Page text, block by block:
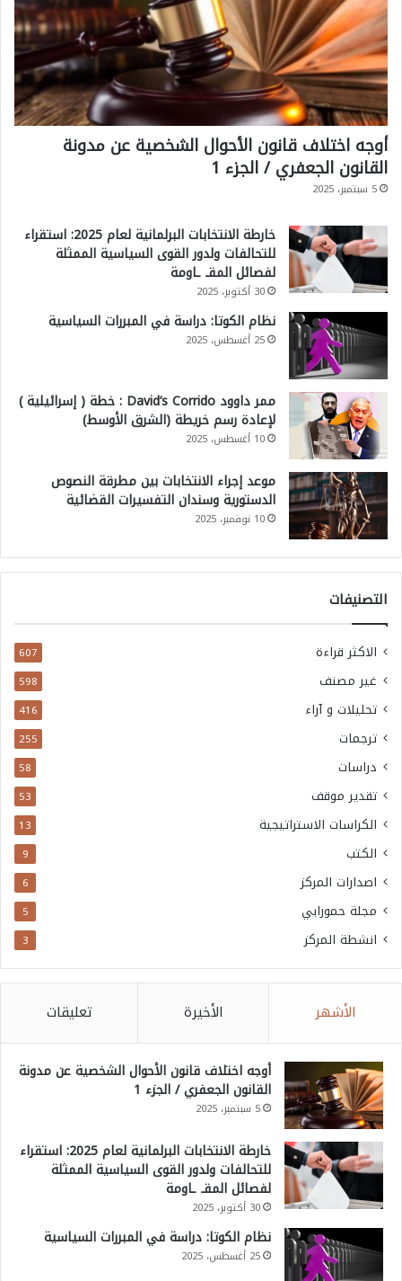
أوجه اختلاف قانون الأحوال الشخصية عن مدونة
القانون الجعفري / الجزء 1
5 سبتمبر، 2025
خارطة الانتخابات البرلمانية لعام 2025: استقراء
للتحالفات ولدور القوى السياسية الممثلة
لفصائل المقـ ـاومة
30 أكتوبر، 2025
نظام الكوتا: دراسة في المبررات السياسية
25 أغسطس، 2025
ممر داوود David’s Corrido : خطة ( إسرائيلية )
لإعادة رسم خريطة (الشرق الأوسط)
10 أغسطس، 2025
موعد إجراء الانتخابات بين مطرقة النصوص
الدستورية وسندان التفسيرات القضائية
10 نوفمبر، 2025
التصنيفات
الاكثر قراءة 607
غير مصنف 598
تحليلات و آراء 416
ترجمات 255
دراسات 58
تقدير موقف 53
الكراسات الاستراتيجية 13
الكتب 9
اصدارات المركز 6
مجلة حمورابي 5
انشطة المركز 3
الأشهر الأخيرة تعليقات
أوجه اختلاف قانون الأحوال الشخصية عن مدونة
القانون الجعفري / الجزء 1
5 سبتمبر، 2025
خارطة الانتخابات البرلمانية لعام 2025: استقراء
للتحالفات ولدور القوى السياسية الممثلة
لفصائل المقـ ـاومة
30 أكتوبر، 2025
نظام الكوتا: دراسة في المبررات السياسية
25 أغسطس، 2025